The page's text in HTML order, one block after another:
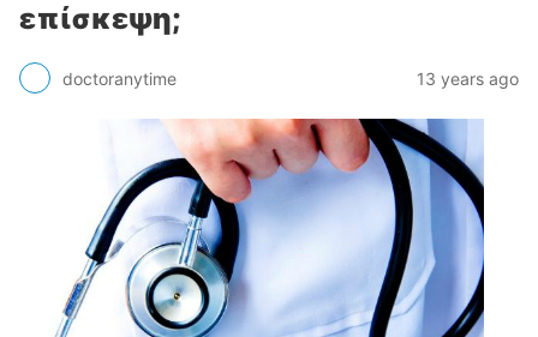
επίσκεψη;
doctoranytime 13 years ago